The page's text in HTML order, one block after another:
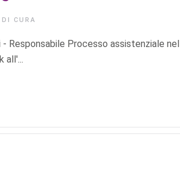
CURA
Responsabile Processo assistenziale
all'...